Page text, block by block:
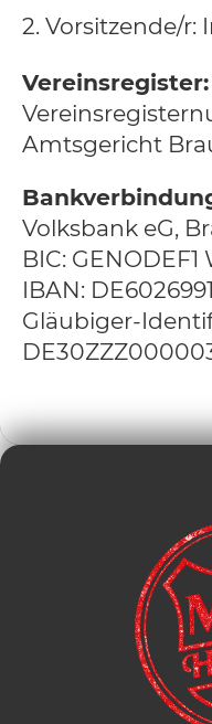
2. Vorsitzende/r:
Vereinsregister:
Amtsgericht
Volksbank eG,
BIC: GENODEF1
IBAN:
Gläubiger-